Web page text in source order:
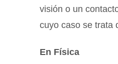
visión o un
cuyo caso se trata
En Física